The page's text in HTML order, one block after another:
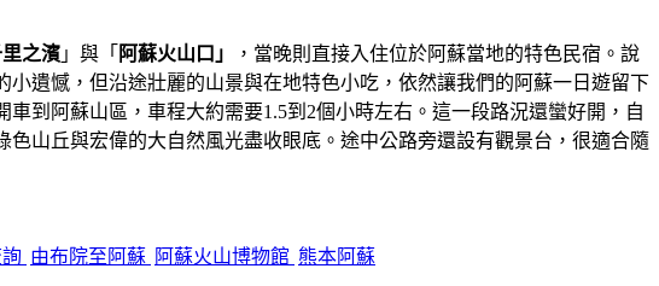
之濱 」與「 阿蘇火山口」
，當晚則直接入住位於阿蘇當地的特色民宿。說
遺憾，但沿途壯麗的山景與在地特色小吃，依然讓我們的阿蘇一日遊留下
車到阿蘇山區，車程大約需要1.5到2個小時左右。這一段路況還蠻好開，自
山丘與宏偉的大自然風光盡收眼底。途中公路旁還設有觀景台，很適合隨
由布院至阿蘇 阿蘇火山博物館 熊本阿蘇